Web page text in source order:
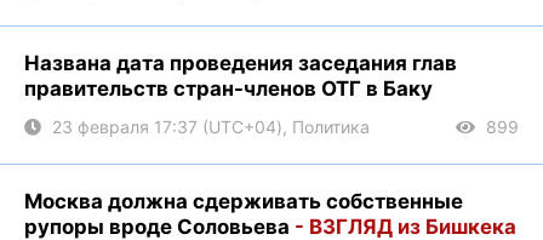
Названа дата проведения заседания глав
правительств стран-членов ОТГ в Баку
23 февраля 17:37 (UTC+04), Политика 899
Москва должна сдерживать собственные
рупоры вроде Соловьева - ВЗГЛЯД из Бишкека